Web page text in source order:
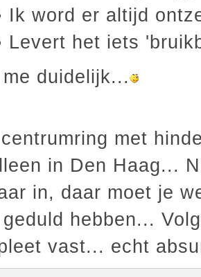
Ik word er altijd
Levert het iets
duidelijk...
met
in Den Haag...
in, daar moet je
hebben...
vast... echt